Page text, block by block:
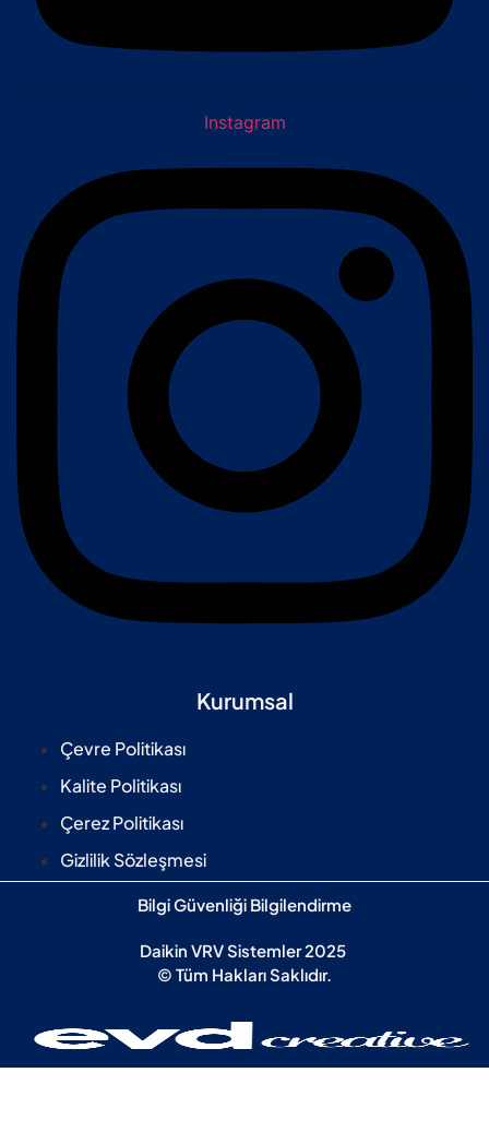
Instagram
Kurumsal
Çevre Politikası
Kalite Politikası
Çerez Politikası
Gizlilik Sözleşmesi
Bilgi Güvenliği Bilgilendirme
Daikin VRV Sistemler 2025
© Tüm Hakları Saklıdır.